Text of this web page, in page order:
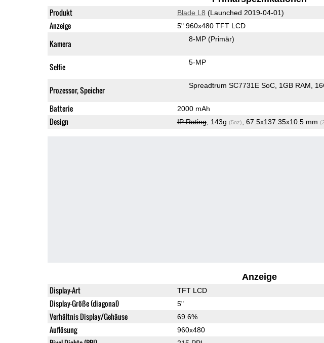
Produkt Blade L8 (Launched 2019-04-01)
Anzeige 5" 960x480 TFT LCD
Kamera 8-MP (Primär)
Selfie 5-MP
Prozessor, Speicher Spreadtrum SC7731E SoC 1GB RAM
Batterie 2000 mAh
Design IP Rating, 143g (5oz) , 67.5x137.35x10.5 mm
Anzeige
Display-Art TFT LCD
Display-Größe (diagonal) 5"
Verhältnis Display/Gehäuse 69.6%
Auflösung 960x480